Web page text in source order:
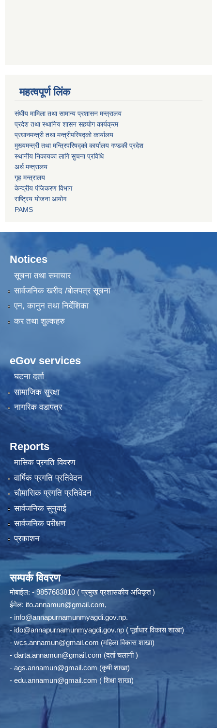
महत्वपूर्ण लिंक
संघीय मामिला तथा सामान्य प्रशासन मन्त्रालय
प्रदेश तथा स्थानिय शासन सहयोग कार्यक्रम
प्रधानमन्त्री तथा मन्त्रीपरिषद्को कार्यालय
मुख्यमन्त्री तथा मन्त्रिपरिषद्को कार्यालय गण्डकी प्रदेश
स्थानीय निकायका लागि सुचना प्रविधि
अर्थ मन्त्रालय
गृह मन्त्रालय
केन्द्रीय पंजिकरण विभाग
राष्ट्रिय योजना आयोग
PAMS
Notices
सूचना तथा समाचार
सार्वजनिक खरीद /बोलपत्र सूचना
एन, कानुन तथा निर्देशिका
कर तथा शुल्कहरु
eGov services
घटना दर्ता
सामाजिक सुरक्षा
नागरिक वडापत्र
Reports
मासिक प्रगति विवरण
वार्षिक प्रगति प्रतिवेदन
चौमासिक प्रगति प्रतिवेदन
सार्वजनिक सुनुवाई
सार्वजनिक परीक्षण
प्रकाशन
सम्पर्क विवरण
मोबाईल: - 9857683810 ( प्रमुख प्रशासकीय अधिकृत )
ईमेल: ito.annamun@gmail.com,
- info@annapurnamunmyagdi.gov.np.
- ido@annapurnamunmyagdi.gov.np ( पूर्वाधार विकास शाखा)
- wcs.annamun@gmail.com (महिला विकास शाखा)
- darta.annamun@gmail.com (दर्ता चलानी )
- ags.annamun@gmail.com (कृषी शाखा)
- edu.annamun@gmail.com ( शिक्षा शाखा)